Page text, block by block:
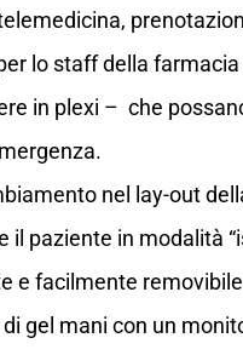
lo staff della
in plexi – che
nel lay-out
il paziente in modalità
e facilmente
gel mani con un